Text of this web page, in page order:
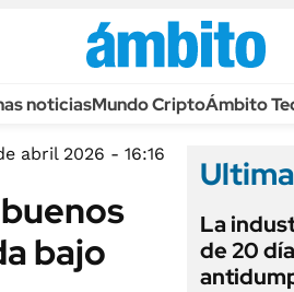
noticiasMundo CriptoÁmbito
abril 2026 - 16:16
bajo
La
de 20